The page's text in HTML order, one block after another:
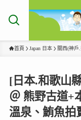
首頁 Japan 日本 關西(神戶
[日本.和歌山
＠ 熊野古道+
溫泉、鮪魚拍